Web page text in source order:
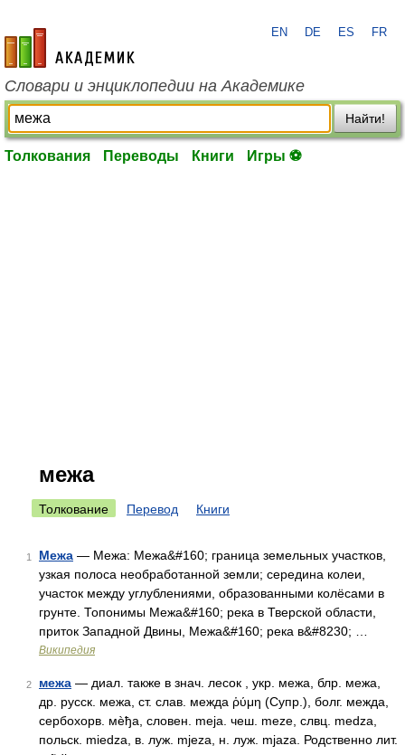
academic.ru
EN DE ES FR
Словари и энциклопедии на Академике
Найти!
Толкования Переводы Книги Игры ⚽
межа
Толкование Перевод Книги
1 Межа — Межа: Межа&#160; граница земельных участков,
узкая полоса необработанной земли; середина колеи,
участок между углублениями, образованными колёсами в
грунте. Топонимы Межа&#160; река в Тверской области,
приток Западной Двины, Межа&#160; река в&#8230; …
Википедия
2 межа — диал. также в знач. лесок , укр. межа, блр. межа,
др. русск. межа, ст. слав. межда ῥύμη (Супр.), болг. межда,
сербохорв. мѐђа, словен. meja. чеш. mеzе, слвц. medza,
польск. miedza, в. луж. mjeza, н. луж. mjaza. Родственно лит.